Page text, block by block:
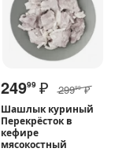
24999 ₽ 29999 ₽
Шашлык куриный
Перекрёсток в
кефире
мясокостный